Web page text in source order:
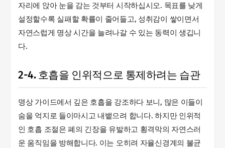
자리에 앉아 눈을 감는 것부터 시작하십시오. 목표를 낮게
설정할수록 실패할 확률이 줄어들고, 성취감이 쌓이면서
자연스럽게 명상 시간을 늘려나갈 수 있는 동력이 생깁니
다.
2-4. 호흡을 인위적으로 통제하려는 습관
명상 가이드에서 깊은 호흡을 강조하다 보니, 많은 이들이
숨을 억지로 들이마시고 내뱉으려 합니다. 하지만 인위적
인 호흡 조절은 폐의 긴장을 유발하고 횡격막의 자연스러
운 움직임을 방해합니다. 이는 오히려 자율신경계의 불균